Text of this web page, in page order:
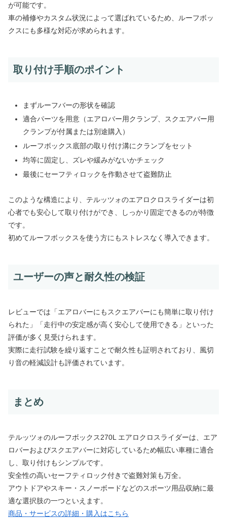
が可能です。
車の補修やカスタム状況によって選ばれているため、ルーフボッ
クスにも多様な対応が求められます。
取り付け手順のポイント
まずルーフバーの形状を確認
適合パーツを用意（エアロバー用クランプ、スクエアバー用
クランプが付属または別途購入）
ルーフボックス底部の取り付け溝にクランプをセット
均等に固定し、ズレや緩みがないかチェック
最後にセーフティロックを作動させて盗難防止
このような構造により、テルッツォのエアロクロスライダーは初
心者でも安心して取り付けができ、しっかり固定できるのが特徴
です。
初めてルーフボックスを使う方にもストレスなく導入できます。
ユーザーの声と耐久性の検証
レビューでは「エアロバーにもスクエアバーにも簡単に取り付け
られた」「走行中の安定感が高く安心して使用できる」といった
評価が多く見受けられます。
実際に走行試験を繰り返すことで耐久性も証明されており、風切
り音の軽減設計も評価されています。
まとめ
テルッツォのルーフボックス270L エアロクロスライダーは、エア
ロバーおよびスクエアバーに対応しているため幅広い車種に適合
し、取り付けもシンプルです。
安全性の高いセーフティロック付きで盗難対策も万全。
アウトドアやスキー・スノーボードなどのスポーツ用品収納に最
適な選択肢の一つといえます。
商品・サービスの詳細・購入はこちら